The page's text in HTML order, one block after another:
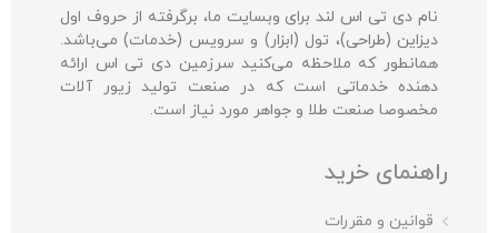
نام دی تی اس لند برای وبسایت ما، برگرفته از حروف اول
دیزاین (طراحی)، تول (ابزار) و سرویس (خدمات) می‌باشد.
همانطور که ملاحظه می‌کنید سرزمین دی تی اس ارائه
دهنده خدماتی است که در صنعت تولید زیور آلات
مخصوصا صنعت طلا و جواهر مورد نیاز است.
راهنمای خرید
قوانین و مقررات